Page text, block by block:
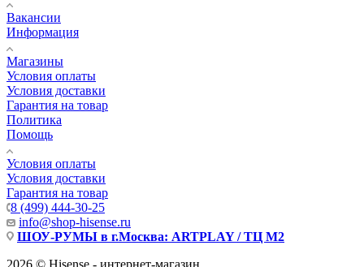
Вакансии
Информация
Магазины
Условия оплаты
Условия доставки
Гарантия на товар
Политика
Помощь
Условия оплаты
Условия доставки
Гарантия на товар
8 (499) 444-30-25
info@shop-hisense.ru
ШОУ-РУМЫ в г.Москва: ARTPLAY / ТЦ М2
2026 © Hisense - интернет-магазин